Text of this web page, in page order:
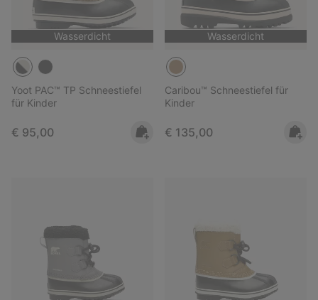
Wasserdicht
Yoot PAC™ TP Schneestiefel
für Kinder
Regular price:
€ 95,00
Wasserdicht
Caribou™ Schneestiefel für
Kinder
Regular price:
€ 135,00